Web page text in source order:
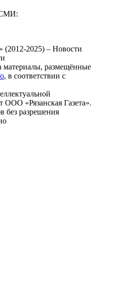
СМИ:
(2012-2025) – Новости
материалы, размещённые
, в соответствии с
ООО «Рязанская Газета».
без разрешения